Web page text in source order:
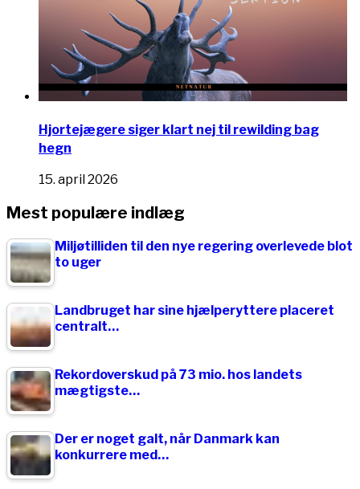
Hjortejægere siger klart nej til rewilding bag
hegn
15. april 2026
Mest populære indlæg
Miljøtilliden til den nye regering overlevede blot
to uger
Landbruget har sine hjælperyttere placeret
centralt…
Rekordoverskud på 73 mio. hos landets
mægtigste…
Der er noget galt, når Danmark kan
konkurrere med…